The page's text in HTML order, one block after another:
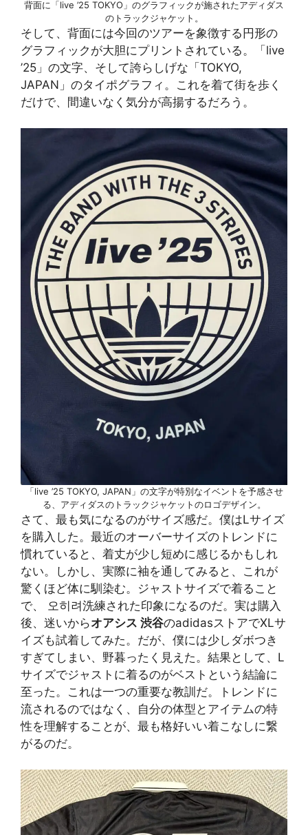
背面に「live ’25 TOKYO」のグラフィックが施されたアディダス
のトラックジャケット。
そして、背面には今回のツアーを象徴する円形の
グラフィックが大胆にプリントされている。「live
’25」の文字、そして誇らしげな「TOKYO,
JAPAN」のタイポグラフィ。これを着て街を歩く
だけで、間違いなく気分が高揚するだろう。
「live ’25 TOKYO, JAPAN」の文字が特別なイベントを予感させ
る、アディダスのトラックジャケットのロゴデザイン。
さて、最も気になるのがサイズ感だ。僕はLサイズ
を購入した。最近のオーバーサイズのトレンドに
慣れていると、着丈が少し短めに感じるかもしれ
ない。しかし、実際に袖を通してみると、これが
驚くほど体に馴染む。ジャストサイズで着ること
で、 오히려洗練された印象になるのだ。実は購入
後、迷いからオアシス 渋谷のadidasストアでXLサ
イズも試着してみた。だが、僕には少しダボつき
すぎてしまい、野暮ったく見えた。結果として、L
サイズでジャストに着るのがベストという結論に
至った。これは一つの重要な教訓だ。トレンドに
流されるのではなく、自分の体型とアイテムの特
性を理解することが、最も格好いい着こなしに繋
がるのだ。